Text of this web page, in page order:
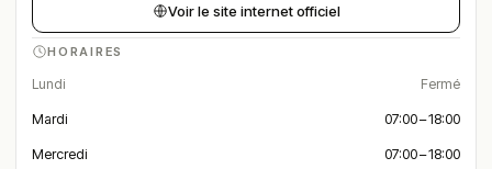
Voir le site internet officiel
HORAIRES
Lundi Fermé
Mardi 07:00 – 18:00
Mercredi 07:00 – 18:00